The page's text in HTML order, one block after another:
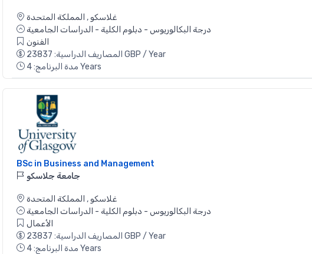
غلاسكو, المملكة المتحدة
درجة البكالوريوس - دبلوم الكلية - الدراسات الجامعية
الفنون
المصاريف الدراسية: 23837 GBP / Year
مدة البرنامج: 4 Years
BSc in Business and Management
جامعة جلاسكو
غلاسكو, المملكة المتحدة
درجة البكالوريوس - دبلوم الكلية - الدراسات الجامعية
الأعمال
المصاريف الدراسية: 23837 GBP / Year
مدة البرنامج: 4 Years